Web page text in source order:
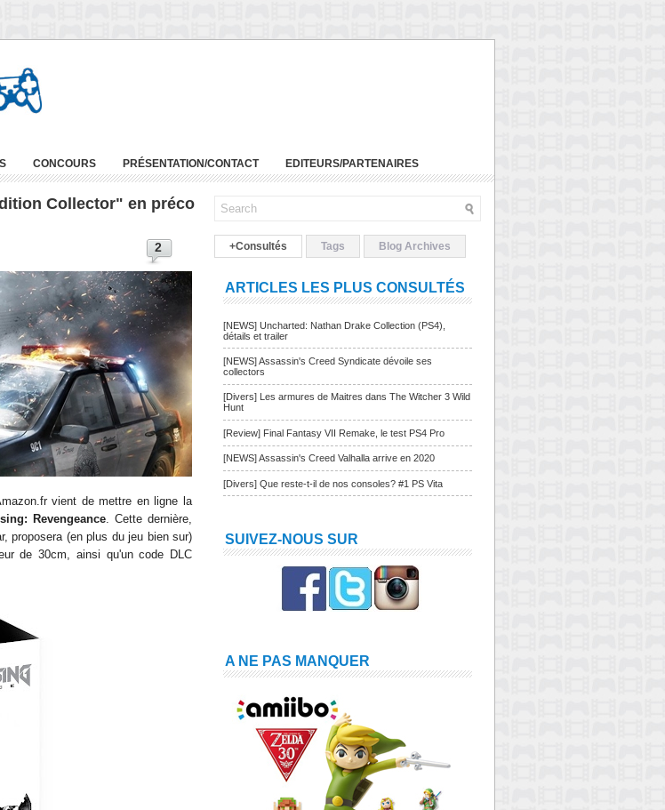
CONCOURS PRÉSENTATION/CONTACT EDITEURS/PARTENAIRES
Collector" en préco
2
vient de mettre en ligne la
ing: Revengeance. Cette dernière,
proposera (en plus du jeu bien sur)
de 30cm, ainsi qu'un code DLC
+Consultés Tags Blog Archives
ARTICLES LES PLUS CONSULTÉS
[NEWS] Uncharted: Nathan Drake Collection (PS4),
détails et trailer
[NEWS] Assassin's Creed Syndicate dévoile ses
collectors
[Divers] Les armures de Maitres dans The Witcher 3 Wild
Hunt
[Review] Final Fantasy VII Remake, le test PS4 Pro
[NEWS] Assassin's Creed Valhalla arrive en 2020
[Divers] Que reste-t-il de nos consoles? #1 PS Vita
SUIVEZ-NOUS SUR
A NE PAS MANQUER